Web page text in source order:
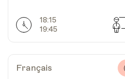
LieuPréfecture, Place
Horarires
18:15
19:45
Français